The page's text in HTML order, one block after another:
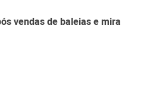
vendas de baleias e mira